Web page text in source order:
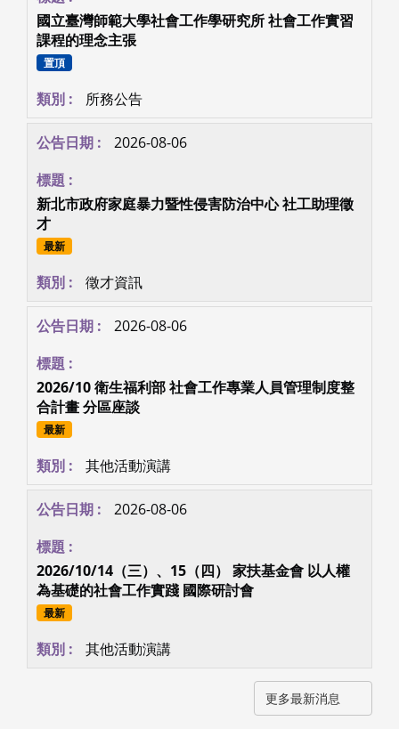
國立臺灣師範大學社會工作學研究所 社會工作實習
課程的理念主張
置頂
所務公告
2026-08-06
新北市政府家庭暴力暨性侵害防治中心 社工助理徵
才
最新
徵才資訊
2026-08-06
2026/10 衛生福利部 社會工作專業人員管理制度整
合計畫 分區座談
最新
其他活動演講
2026-08-06
2026/10/14（三）、15（四） 家扶基金會 以人權
為基礎的社會工作實踐 國際研討會
最新
其他活動演講
更多最新消息